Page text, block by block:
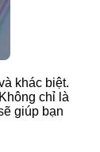
khác biệt.
chỉ là
giúp bạn